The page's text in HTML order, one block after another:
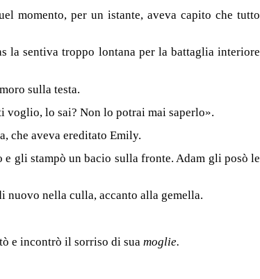
momento, per un istante, aveva capito che tutto
la sentiva troppo lontana per la battaglia interiore
sulla testa.
voglio, lo sai? Non lo potrai mai saperlo».
che aveva ereditato Emily.
e gli stampò un bacio sulla fronte. Adam gli posò le
nella culla, accanto alla gemella.
e incontrò il sorriso di suamoglie.